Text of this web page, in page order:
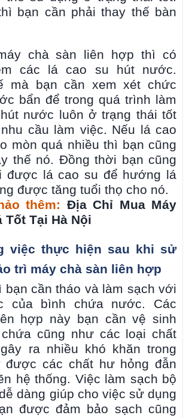
bạn cần phải thay thế bàn
chà sàn liên hợp thì có
các lá cao su hút nước.
mà bạn cần xem xét chức
bẩn để trong quá trình làm
nước luôn ở trạng thái tốt
cầu làm việc. Nếu lá cao
mòn quá nhiều thì bạn cũng
thế nó. Đồng thời bạn cũng
được lá cao su để hướng lá
được tăng tuổi thọ cho nó.
thêm: Địa Chỉ Mua Máy
Tốt Tại Hà Nội
việc thực hiện sau khi sử
trì máy chà sàn liên hợp
bạn cần tháo và làm sạch với
của bình chứa nước. Các
hợp này bạn cần vệ sinh
cũng như các loại chất
ra nhiều khó khăn trong
được các chất hư hỏng đẫn
hệ thống. Việc làm sạch bộ
dàng giúp cho việc sử dụng
được đảm bảo sạch cũng